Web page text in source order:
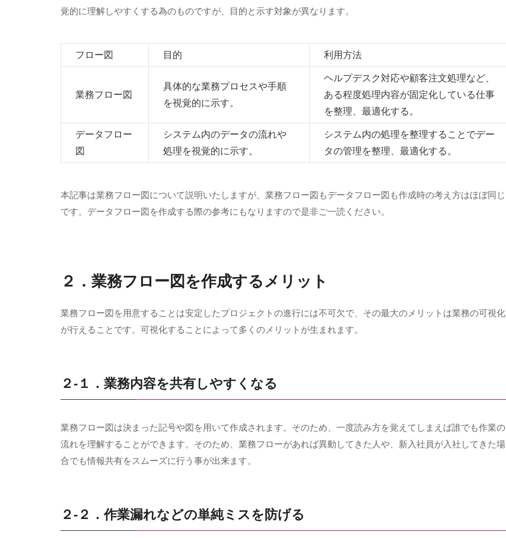
覚的に理解しやすくする為のものですが、目的と示す対象が異なります。
フロー図 目的 利用方法
業務フロー図
具体的な業務プロセスや手順
を視覚的に示す。
ヘルプデスク対応や顧客注文処理など、
ある程度処理内容が固定化している仕事
を整理、最適化する。
データフロー
図
システム内のデータの流れや
処理を視覚的に示す。
システム内の処理を整理することでデー
タの管理を整理、最適化する。
本記事は業務フロー図について説明いたしますが、業務フロー図もデータフロー図も作成時の考え方はほぼ同じ
です。データフロー図を作成する際の参考にもなりますので是非ご一読ください。
２．業務フロー図を作成するメリット
業務フロー図を用意することは安定したプロジェクトの進行には不可欠で、その最大のメリットは業務の可視化
が行えることです。可視化することによって多くのメリットが生まれます。
２-１．業務内容を共有しやすくなる
業務フロー図は決まった記号や図を用いて作成されます。そのため、一度読み方を覚えてしまえば誰でも作業の
流れを理解することができます。そのため、業務フローがあれば異動してきた人や、新入社員が入社してきた場
合でも情報共有をスムーズに行う事が出来ます。
２-２．作業漏れなどの単純ミスを防げる